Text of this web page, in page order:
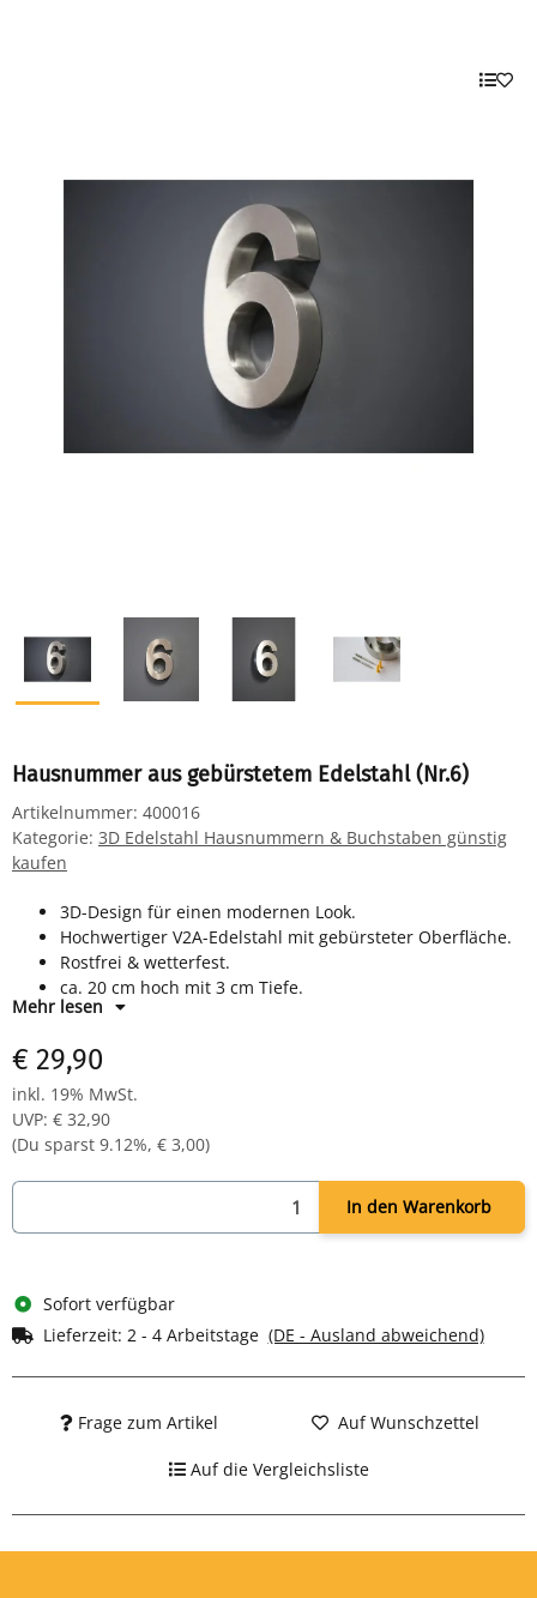
Hausnummer aus gebürstetem Edelstahl (Nr.6)
Artikelnummer: 400016
Kategorie: 3D Edelstahl Hausnummern & Buchstaben günstig
kaufen
3D-Design für einen modernen Look.
Hochwertiger V2A-Edelstahl mit gebürsteter Oberfläche.
Rostfrei & wetterfest.
ca. 20 cm hoch mit 3 cm Tiefe.
Mehr lesen
€ 29,90
inkl. 19% MwSt.
UVP: € 32,90
(Du sparst 9.12%, € 3,00)
In den Warenkorb
Sofort verfügbar
Lieferzeit: 2 - 4 Arbeitstage (DE - Ausland abweichend)
Frage zum Artikel Auf Wunschzettel
Auf die Vergleichsliste